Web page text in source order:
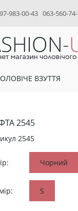
983-00-43 063-560-
ВЗУТТЯ
2545
2545
Чорний
S